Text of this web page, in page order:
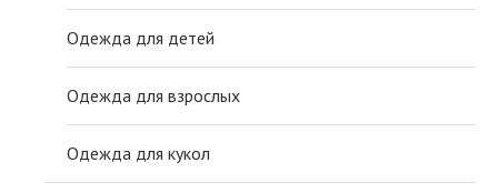
Одежда для детей
Одежда для взрослых
Одежда для кукол